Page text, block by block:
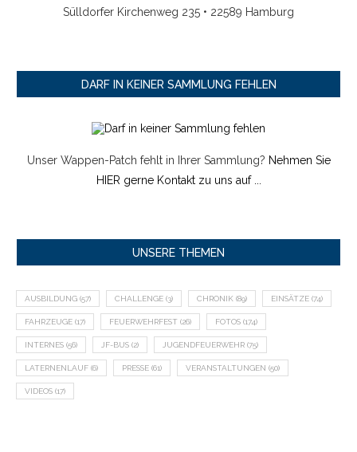
Sülldorfer Kirchenweg 235 • 22589 Hamburg
DARF IN KEINER SAMMLUNG FEHLEN
Unser Wappen-Patch fehlt in Ihrer Sammlung? Nehmen Sie
HIER gerne Kontakt zu uns auf ...
UNSERE THEMEN
AUSBILDUNG (57) CHALLENGE (3) CHRONIK (89) EINSÄTZE (74)
FAHRZEUGE (17) FEUERWEHRFEST (26) FOTOS (174)
INTERNES (56) JF-BUS (2) JUGENDFEUERWEHR (75)
LATERNENLAUF (6) PRESSE (61) VERANSTALTUNGEN (50)
VIDEOS (17)